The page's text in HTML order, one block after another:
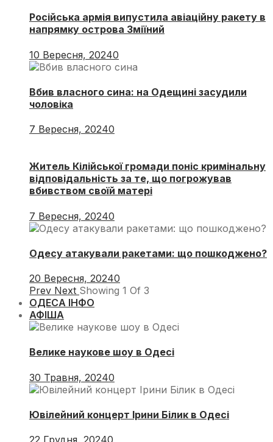
Російська армія випустила авіаційну ракету в
напрямку острова Зміїний
10 Вересня, 20240
Вбив власного сина: на Одещині засудили
чоловіка
7 Вересня, 20240
Житель Кілійської громади поніс кримінальну
відповідальність за те, що погрожував
вбивством своїй матері
7 Вересня, 20240
Одесу атакували ракетами: що пошкоджено?
20 Вересня, 20240
Prev Next Showing 1 Of 3
ОДЕСА ІНФО
АФІША
Велике наукове шоу в Одесі
30 Травня, 20240
Ювілейний концерт Ірини Білик в Одесі